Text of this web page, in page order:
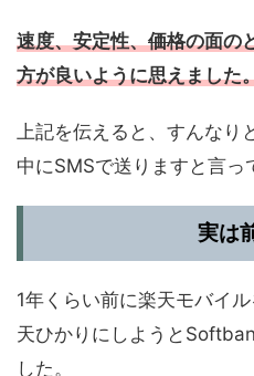
速度、安定性、価格の面の
方が良いように思えました
上記を伝えると、すんなり
中にSMSで送りますと言っ
実は
1年くらい前に楽天モバイ
天ひかりにしようと
した。